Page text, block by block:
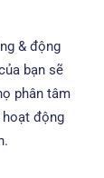
& động
bạn sẽ
phân tâm
động